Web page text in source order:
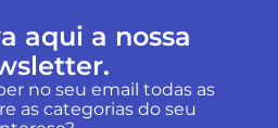
aqui a nossa
no seu email todas as
as categorias do seu